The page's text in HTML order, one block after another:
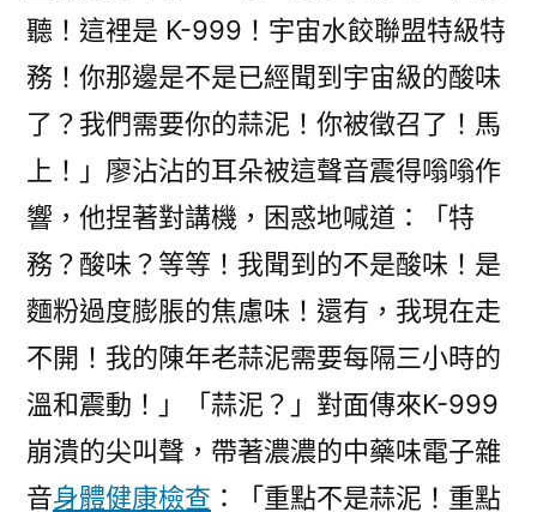
聽！這裡是 K-999！宇宙水餃聯盟特級特
務！你那邊是不是已經聞到宇宙級的酸味
了？我們需要你的蒜泥！你被徵召了！馬
上！」廖沾沾的耳朵被這聲音震得嗡嗡作
響，他捏著對講機，困惑地喊道：「特
務？酸味？等等！我聞到的不是酸味！是
麵粉過度膨脹的焦慮味！還有，我現在走
不開！我的陳年老蒜泥需要每隔三小時的
溫和震動！」「蒜泥？」對面傳來K-999
崩潰的尖叫聲，帶著濃濃的中藥味電子雜
音身體健康檢查 ：「重點不是蒜泥！重點